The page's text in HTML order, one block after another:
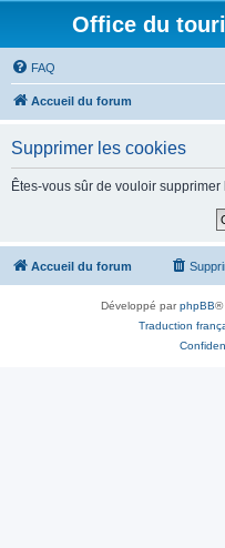
Office du
FAQ
Accueil du forum
Supprimer les cookies
Êtes-vous sûr de vouloir
Accueil du forum
Développé parphpBB®
Traduction